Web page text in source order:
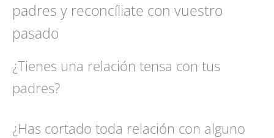
padres y reconcíliate con vuestro
pasado
¿Tienes una relación tensa con tus
padres?
¿Has cortado toda relación con alguno